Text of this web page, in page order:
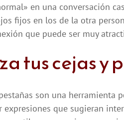
en una conversación
fijos en los de la otra
que puede ser muy
tus cejas y
son una herramienta
expresiones que sugieran